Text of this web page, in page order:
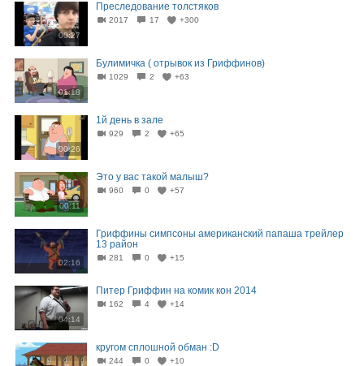
00:27
Преследование толстяков
2017 17 +300
01:18
Булимичка ( отрывок из Гриффинов)
1029 2 +63
00:26
1й день в зале
929 2 +65
00:11
Это у вас такой малыш?
960 0 +57
02:16
Гриффины симпсоны американский папаша трейлер
13 район
281 0 +15
04:14
Питер Гриффин на комик кон 2014
162 4 +14
кругом сплошной обман :D
244 0 +10